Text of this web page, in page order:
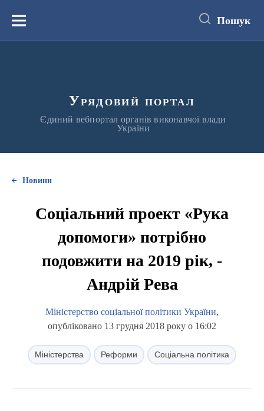
вмістуМеню Пошук
Урядовий портал
Єдиний вебпортал органів виконавчої влади
України
Новини
Соціальний проект «Рука
допомоги» потрібно
подовжити на 2019 рік, -
Андрій Рева
Міністерство соціальної політики України,
опубліковано 13 грудня 2018 року о 16:02
Міністерства Реформи Соціальна політика